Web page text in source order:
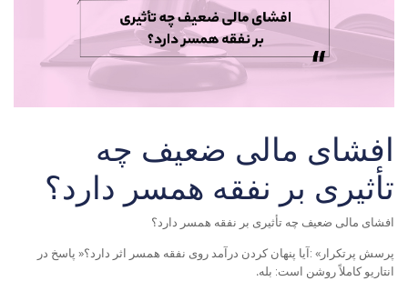
افشای مالی ضعیف چه
تأثیری بر نفقه همسر دارد؟
افشای مالی ضعیف چه تأثیری بر نفقه همسر دارد؟
پرسش پرتکرار
: « آیا پنهان کردن درآمد روی نفقه همسر اثر دارد؟» پاسخ در
انتاریو کاملاً روشن است: بله.